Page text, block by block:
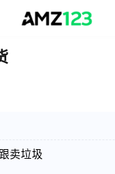
卖垃圾